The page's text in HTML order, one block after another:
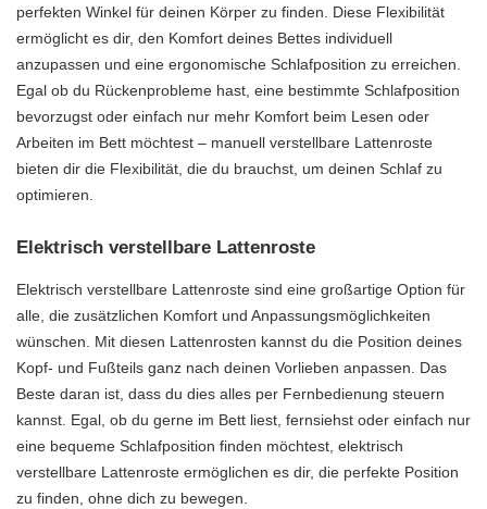
perfekten Winkel für deinen Körper zu finden. Diese Flexibilität
ermöglicht es dir, den Komfort deines Bettes individuell
anzupassen und eine ergonomische Schlafposition zu erreichen.
Egal ob du Rückenprobleme hast, eine bestimmte Schlafposition
bevorzugst oder einfach nur mehr Komfort beim Lesen oder
Arbeiten im Bett möchtest – manuell verstellbare Lattenroste
bieten dir die Flexibilität, die du brauchst, um deinen Schlaf zu
optimieren.
Elektrisch verstellbare Lattenroste
Elektrisch verstellbare Lattenroste sind eine großartige Option für
alle, die zusätzlichen Komfort und Anpassungsmöglichkeiten
wünschen. Mit diesen Lattenrosten kannst du die Position deines
Kopf- und Fußteils ganz nach deinen Vorlieben anpassen. Das
Beste daran ist, dass du dies alles per Fernbedienung steuern
kannst. Egal, ob du gerne im Bett liest, fernsiehst oder einfach nur
eine bequeme Schlafposition finden möchtest, elektrisch
verstellbare Lattenroste ermöglichen es dir, die perfekte Position
zu finden, ohne dich zu bewegen.